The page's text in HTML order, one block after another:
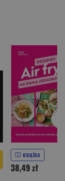
KSIĄŻKA
38,49 zł